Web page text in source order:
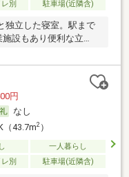
別 駐車場(近隣含)
独立した寝室。駅まで
設もあり便利な立
円
なし
（43.7m2）
一人暮らし
別 駐車場(近隣含)